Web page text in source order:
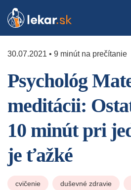
30.07.2021 • 9 minút na prečítanie
Psychológ
meditácii:
10 minút pri
je ťažké
cvičenie duševné zdravie